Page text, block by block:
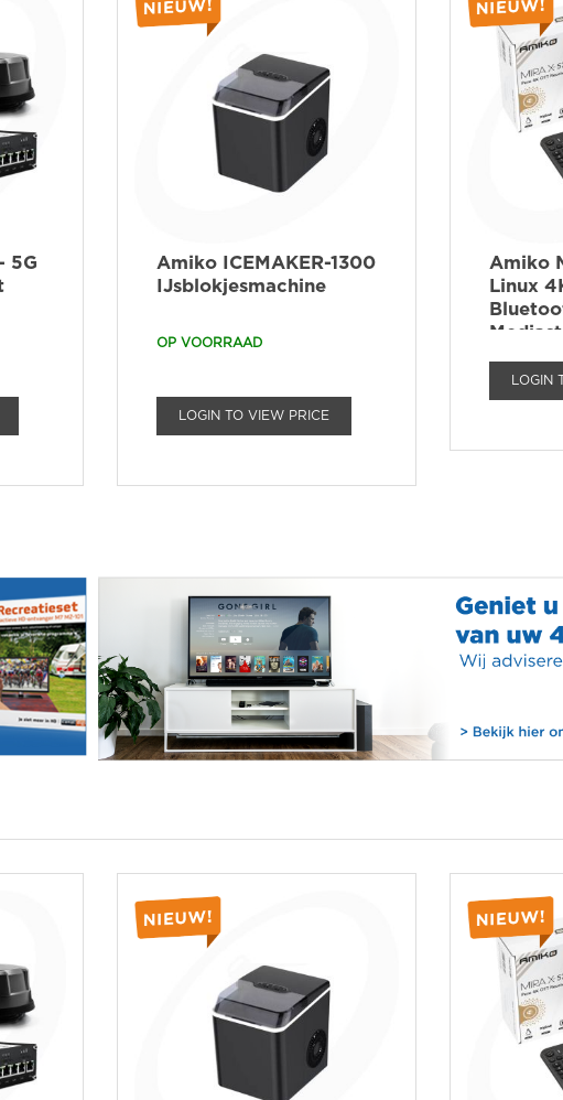
5G
Amiko ICEMAKER-1300
IJsblokjesmachine
OP VOORRAAD
LOGIN TO VIEW PRICE
Amiko
Linux
LOGIN